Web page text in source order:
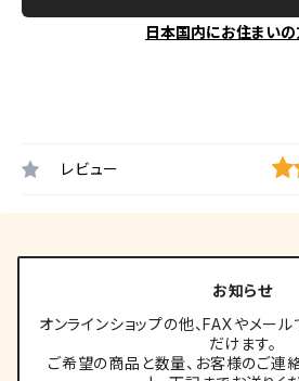
日本国内にお住まい
レビュー
お知らせ
オンラインショップの他、FAXやメー
だけます。
ご希望の商品と数量、お客様のご連